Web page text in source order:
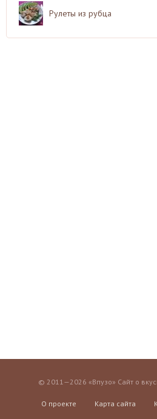
Рулеты из рубца
© 2011—2026 «Впузо» Сайт о
О проекте Карта сайта